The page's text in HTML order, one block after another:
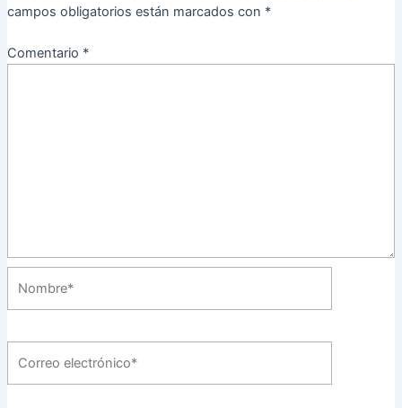
campos obligatorios están marcados con *
Comentario *